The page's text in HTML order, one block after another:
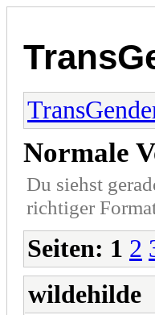
Normale
Du siehst
richtiger
Seiten: 1 2
wildehilde